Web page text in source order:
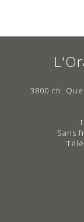
3800 ch.
Sans